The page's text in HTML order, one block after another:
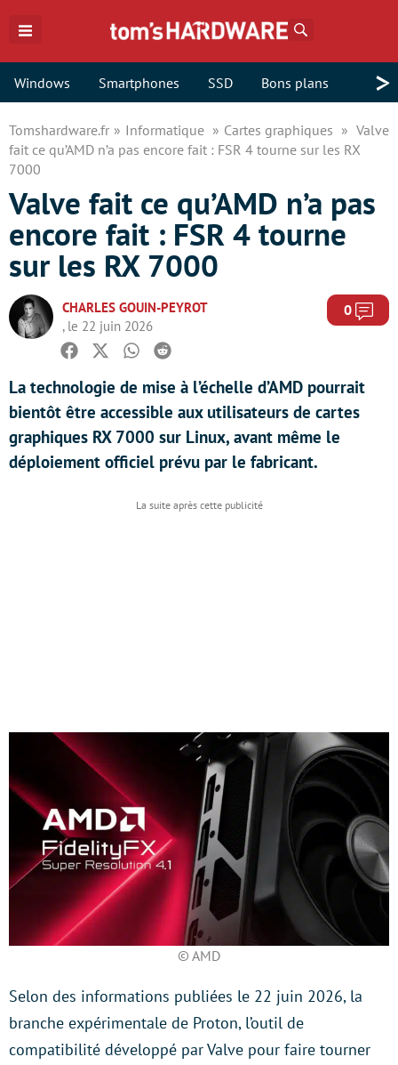
Windows Smartphones SSD Bons plans >
Tomshardware.fr Informatique Cartes graphiques
Valve
fait ce qu’AMD n’a pas encore fait : FSR 4 tourne sur les RX
7000
Valve fait ce qu’AMD n’a pas
encore fait : FSR 4 tourne
sur les RX 7000
CHARLES GOUIN-PEYROT
, le 22 juin 2026
0
Facebook
TwitterWhatsapp
Reddit
La technologie de mise à l’échelle d’AMD pourrait
bientôt être accessible aux utilisateurs de cartes
graphiques RX 7000 sur Linux, avant même le
déploiement officiel prévu par le fabricant.
© AMD
Selon des informations publiées le 22 juin 2026, la
branche expérimentale de Proton, l’outil de
compatibilité développé par Valve pour faire tourner